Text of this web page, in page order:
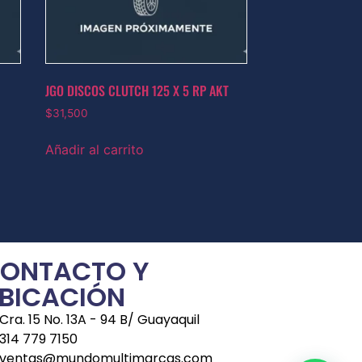
JGO DISCOS CLUTCH 125 X 5 RP AKT
$31,500
Añadir al carrito
Y
15 No. 13A - 94 B/ Guayaquil
779 7150